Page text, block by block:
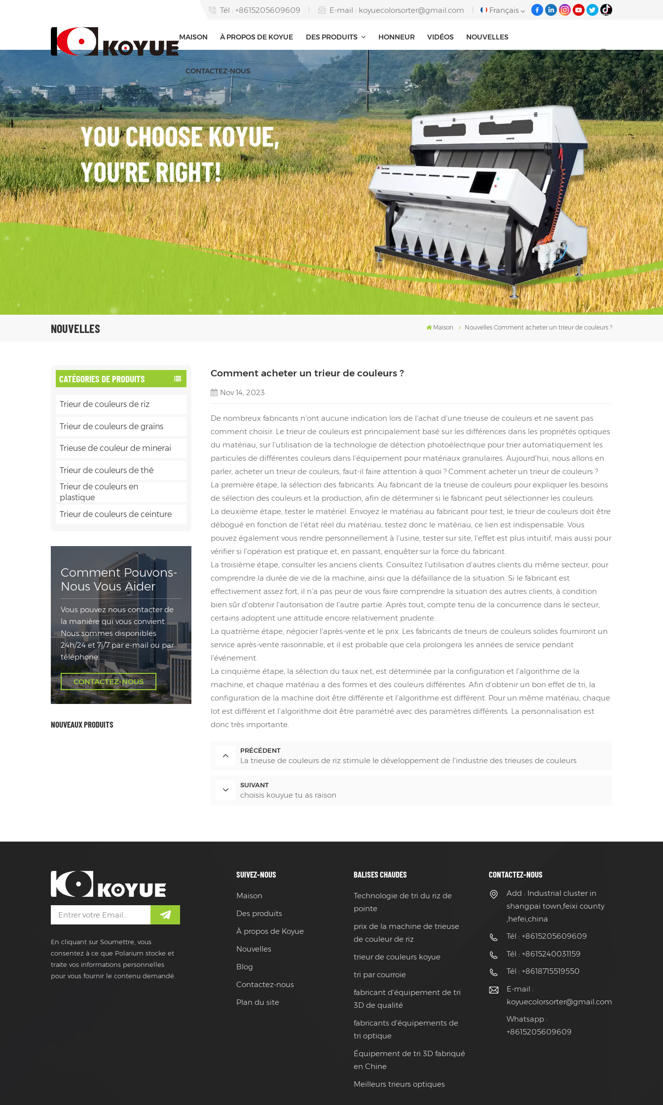
Tél : +8615205609609 E-mail : koyuecolorsorter@gmail.com Français
English
français
italiano
русский
español
português
Tiếng việt
العربية
فارسی
עברית
MAISON À PROPOS DE KOYUE DES PRODUITS HONNEUR VIDÉOS NOUVELLES
CONTACTEZ-NOUS
NOUVELLES Maison Nouvelles Comment acheter un trieur de couleurs ?
CATÉGORIES DE PRODUITS
Trieur de couleurs de riz
Trieur de couleurs de grains
Trieuse de couleur de minerai
Trieur de couleurs de thé
Trieur de couleurs en
plastique
Trieur de couleurs de ceinture
Comment Pouvons-
Nous Vous Aider
Vous pouvez nous contacter de
la manière qui vous convient.
Nous sommes disponibles
24h/24 et 7j/7 par e-mail ou par
téléphone.
CONTACTEZ-NOUS
NOUVEAUX PRODUITS
Comment acheter un trieur de couleurs ?
Nov 14, 2023
De nombreux fabricants n'ont aucune indication lors de l'achat d'une trieuse de couleurs et ne savent pas
comment choisir. Le trieur de couleurs est principalement basé sur les différences dans les propriétés optiques
du matériau, sur l'utilisation de la technologie de détection photoélectrique pour trier automatiquement les
particules de différentes couleurs dans l'équipement pour matériaux granulaires. Aujourd'hui, nous allons en
parler, acheter un trieur de couleurs, faut-il faire attention à quoi ? Comment acheter un trieur de couleurs ?
La première étape, la sélection des fabricants. Au fabricant de la trieuse de couleurs pour expliquer les besoins
de sélection des couleurs et la production, afin de déterminer si le fabricant peut sélectionner les couleurs.
La deuxième étape, tester le matériel. Envoyez le matériau au fabricant pour test, le trieur de couleurs doit être
débogué en fonction de l'état réel du matériau, testez donc le matériau, ce lien est indispensable. Vous
pouvez également vous rendre personnellement à l'usine, tester sur site, l'effet est plus intuitif, mais aussi pour
vérifier si l'opération est pratique et, en passant, enquêter sur la force du fabricant.
La troisième étape, consulter les anciens clients. Consultez l'utilisation d'autres clients du même secteur, pour
comprendre la durée de vie de la machine, ainsi que la défaillance de la situation. Si le fabricant est
effectivement assez fort, il n'a pas peur de vous faire comprendre la situation des autres clients, à condition
bien sûr d'obtenir l'autorisation de l'autre partie. Après tout, compte tenu de la concurrence dans le secteur,
certains adoptent une attitude encore relativement prudente.
La quatrième étape, négocier l'après-vente et le prix. Les fabricants de trieurs de couleurs solides fourniront un
service après-vente raisonnable, et il est probable que cela prolongera les années de service pendant
l'événement.
La cinquième étape, la sélection du taux net, est déterminée par la configuration et l'algorithme de la
machine, et chaque matériau a des formes et des couleurs différentes. Afin d'obtenir un bon effet de tri, la
configuration de la machine doit être différente et l'algorithme est différent. Pour un même matériau, chaque
lot est différent et l’algorithme doit être paramétré avec des paramètres différents. La personnalisation est
donc très importante.
PRÉCÉDENT
La trieuse de couleurs de riz stimule le développement de l'industrie des trieuses de couleurs
SUIVANT
choisis kouyue tu as raison
En cliquant sur Soumettre, vous
consentez à ce que Polarium stocke et
traite vos informations personnelles
pour vous fournir le contenu demandé.
SUIVEZ-NOUS
Maison
Des produits
À propos de Koyue
Nouvelles
Blog
Contactez-nous
Plan du site
BALISES CHAUDES
Technologie de tri du riz de
pointe
prix de la machine de trieuse
de couleur de riz
trieur de couleurs koyue
tri par courroie
fabricant d'équipement de tri
3D de qualité
fabricants d'équipements de
tri optique
Équipement de tri 3D fabriqué
en Chine
Meilleurs trieurs optiques
CONTACTEZ-NOUS
Add : Industrial cluster in
shangpai town,feixi county
,hefei,china
Tél : +8615205609609
Tél : +8615240031159
Tél : +8618715519550
E-mail :
koyuecolorsorter@gmail.com
Whatsapp :
+8615205609609